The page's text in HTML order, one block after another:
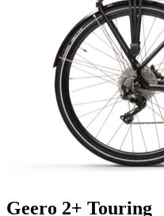
Geero 2+ Touring